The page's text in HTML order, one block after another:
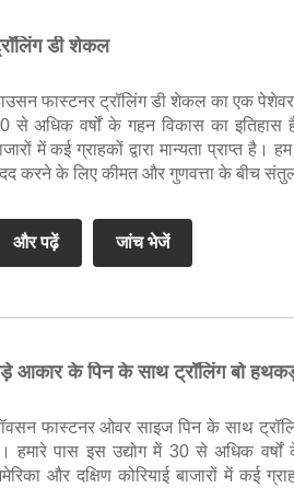
डी शेकल
फास्टनर ट्रॉलिंग डी शेकल का एक पेशेवर
से अधिक वर्षों के गहन विकास का इतिहास
में कई ग्राहकों द्वारा मान्यता प्राप्त
करने के लिए कीमत और गुणवत्ता के बीच
और पढ़ें जांच भेजें
आकार के पिन के साथ ट्रॉलिंग बो
फास्टनर ओवर साइज पिन के साथ
हमारे पास इस उद्योग में 30 से अधिक वर्षों
और दक्षिण कोरियाई बाजारों में कई